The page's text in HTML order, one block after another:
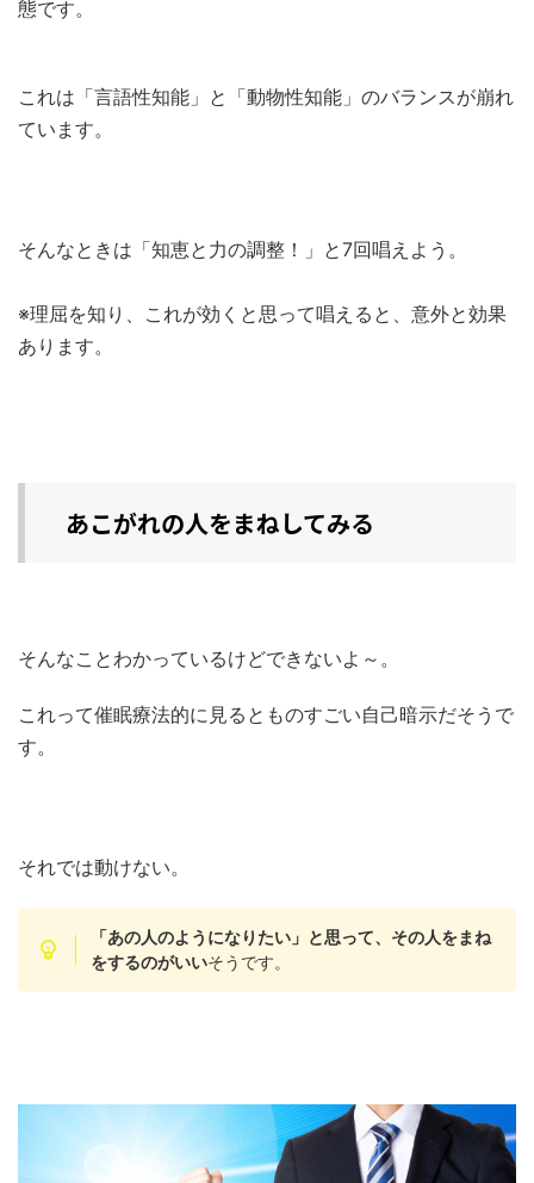
態です。
これは「言語性知能」と「動物性知能」のバランスが崩れ
ています。
そんなときは「知恵と力の調整！」と7回唱えよう。
※理屈を知り、これが効くと思って唱えると、意外と効果
あります。
あこがれの人をまねしてみる
そんなことわかっているけどできないよ～。
これって催眠療法的に見るとものすごい自己暗示だそうで
す。
それでは動けない。
「あの人のようになりたい」と思って、その人をまね
をするのがいいそうです。